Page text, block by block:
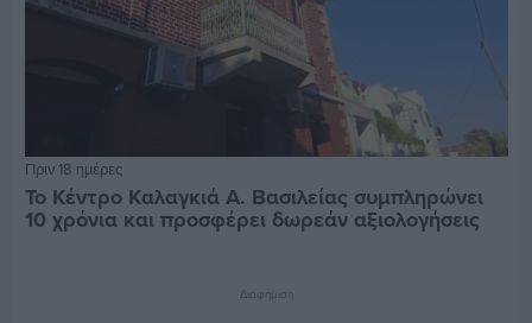
Πριν 18 ημέρες
Το Κέντρο Καλαγκιά Α. Βασιλείας συμπληρώνει
10 χρόνια και προσφέρει δωρεάν αξιολογήσεις
Διαφήμιση